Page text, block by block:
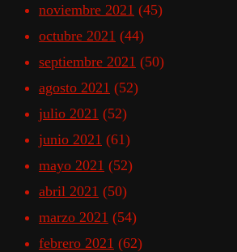
noviembre 2021 (45)
octubre 2021 (44)
septiembre 2021 (50)
agosto 2021 (52)
julio 2021 (52)
junio 2021 (61)
mayo 2021 (52)
abril 2021 (50)
marzo 2021 (54)
febrero 2021 (62)